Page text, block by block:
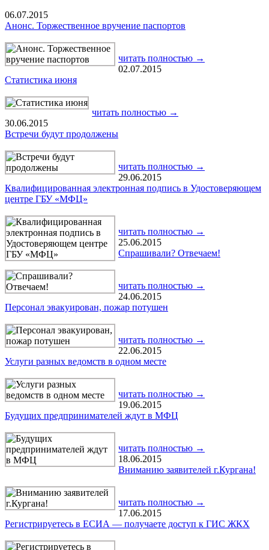
06.07.2015
Анонс. Торжественное вручение паспортов
читать полностью →
02.07.2015
Статистика июня
читать полностью →
30.06.2015
Встречи будут продолжены
читать полностью →
29.06.2015
Квалифицированная электронная подпись в Удостоверяющем
центре ГБУ «МФЦ»
читать полностью →
25.06.2015
Спрашивали? Отвечаем!
читать полностью →
24.06.2015
Персонал эвакуирован, пожар потушен
читать полностью →
22.06.2015
Услуги разных ведомств в одном месте
читать полностью →
19.06.2015
Будущих предпринимателей ждут в МФЦ
читать полностью →
18.06.2015
Вниманию заявителей г.Кургана!
читать полностью →
17.06.2015
Регистрируетесь в ЕСИА — получаете доступ к ГИС ЖКХ